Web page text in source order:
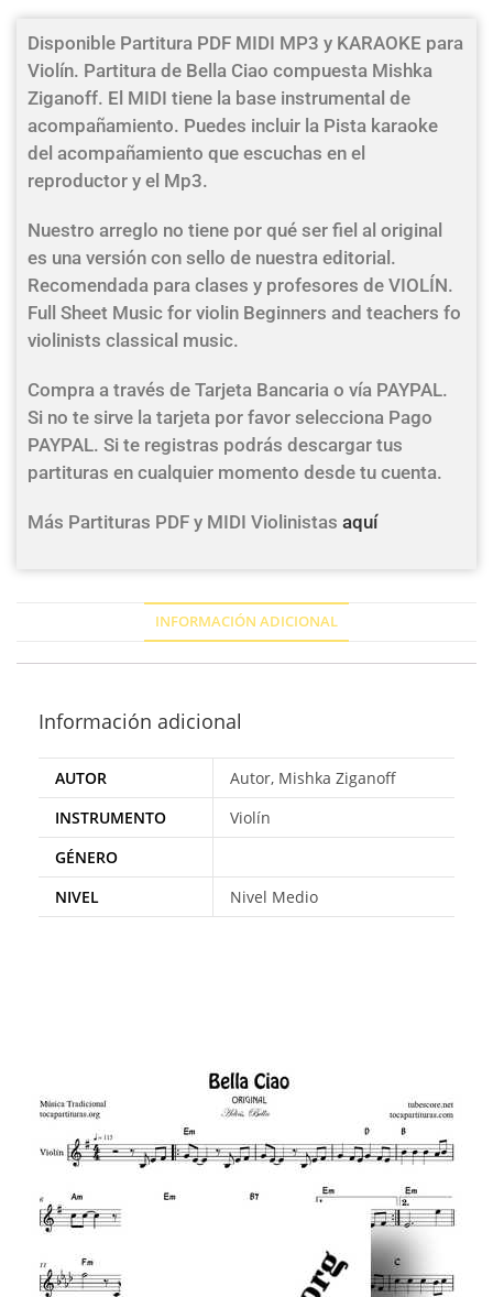
Disponible Partitura PDF MIDI MP3 y KARAOKE para
Violín. Partitura de Bella Ciao compuesta Mishka
Ziganoff. El MIDI tiene la base instrumental de
acompañamiento. Puedes incluir la Pista karaoke
del acompañamiento que escuchas en el
reproductor y el Mp3.
Nuestro arreglo no tiene por qué ser fiel al original
es una versión con sello de nuestra editorial.
Recomendada para clases y profesores de VIOLÍN.
Full Sheet Music for violin Beginners and teachers fo
violinists classical music.
Compra a través de Tarjeta Bancaria o vía PAYPAL.
Si no te sirve la tarjeta por favor selecciona Pago
PAYPAL. Si te registras podrás descargar tus
partituras en cualquier momento desde tu cuenta.
Más Partituras PDF y MIDI Violinistas aquí
INFORMACIÓN ADICIONAL
Información adicional
AUTOR
Autor, Mishka Ziganoff
INSTRUMENTO
Violín
GÉNERO
NIVEL
Nivel Medio